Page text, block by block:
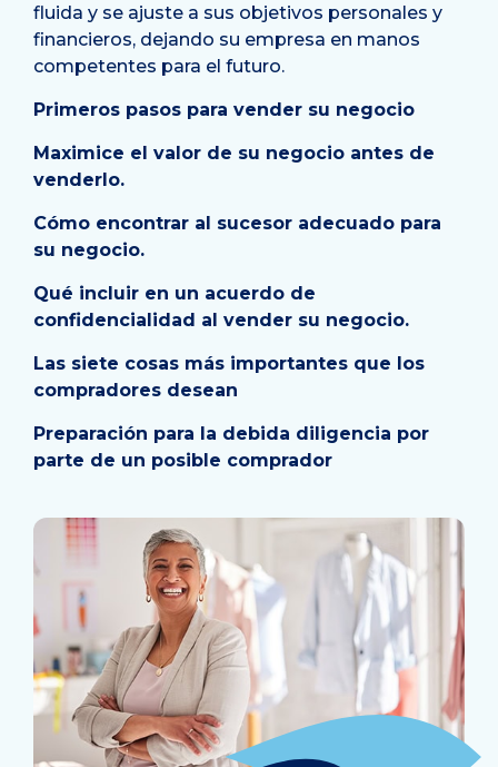
fluida y se ajuste a sus objetivos personales y
financieros, dejando su empresa en manos
competentes para el futuro.
Primeros pasos para vender su negocio
Maximice el valor de su negocio antes de
venderlo.
Cómo encontrar al sucesor adecuado para
su negocio.
Qué incluir en un acuerdo de
confidencialidad al vender su negocio.
Las siete cosas más importantes que los
compradores desean
Preparación para la debida diligencia por
parte de un posible comprador